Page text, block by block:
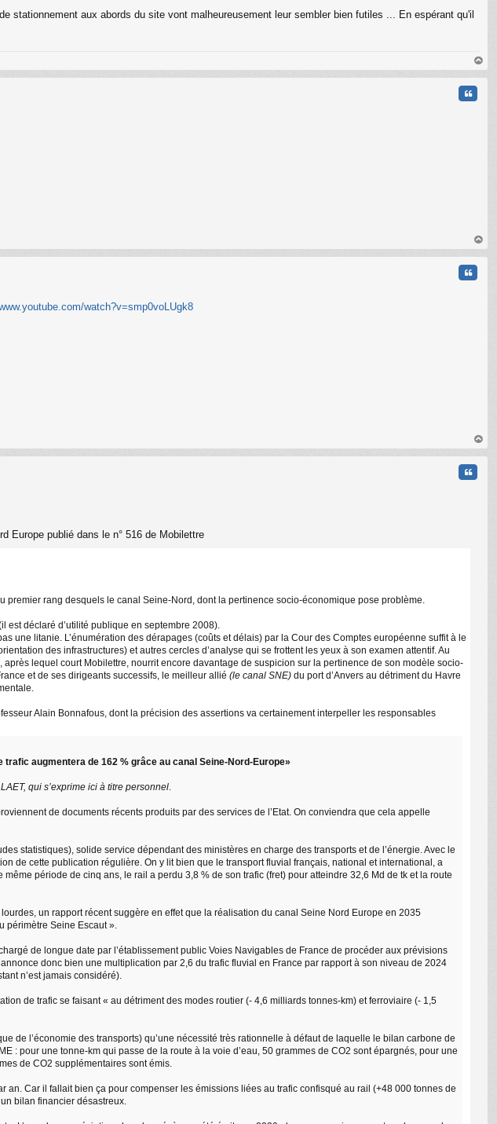
stationnement aux abords du site vont malheureusement leur sembler bien futiles ... En espérant qu'il
au
au
watch?v=smp0voLUgk8
au
C
Europe publié dans le n° 516 de Mobilettre
premier rang desquels le canal Seine-Nord, dont la pertinence socio-économique pose problème.
est déclaré d’utilité publique en septembre 2008).
une litanie. L’énumération des dérapages (coûts et délais) par la Cour des Comptes européenne suffit à le
des infrastructures) et autres cercles d’analyse qui se frottent les yeux à son examen attentif. Au
lequel court Mobilettre, nourrit encore davantage de suspicion sur la pertinence de son modèle socio-
et de ses dirigeants successifs, le meilleur allié (le canal SNE) du port d’Anvers au détriment du Havre
Alain Bonnafous, dont la précision des assertions va certainement interpeller les responsables
augmentera de 162 % grâce au canal Seine-Nord-Europe»
qui s’exprime ici à titre personnel.
de documents récents produits par des services de l’Etat. On conviendra que cela appelle
statistiques), solide service dépendant des ministères en charge des transports et de l’énergie. Avec le
de cette publication régulière. On y lit bien que le transport fluvial français, national et international, a
période de cinq ans, le rail a perdu 3,8 % de son trafic (fret) pour atteindre 32,6 Md de tk et la route
un rapport récent suggère en effet que la réalisation du canal Seine Nord Europe en 2035
périmètre Seine Escaut ».
de longue date par l’établissement public Voies Navigables de France de procéder aux prévisions
donc bien une multiplication par 2,6 du trafic fluvial en France par rapport à son niveau de 2024
n’est jamais considéré).
de trafic se faisant « au détriment des modes routier (- 4,6 milliards tonnes-km) et ferroviaire (- 1,5
de l’économie des transports) qu’une nécessité très rationnelle à défaut de laquelle le bilan carbone de
: pour une tonne-km qui passe de la route à la voie d’eau, 50 grammes de CO2 sont épargnés, pour une
de CO2 supplémentaires sont émis.
Car il fallait bien ça pour compenser les émissions liées au trafic confisqué au rail (+48 000 tonnes de
bilan financier désastreux.